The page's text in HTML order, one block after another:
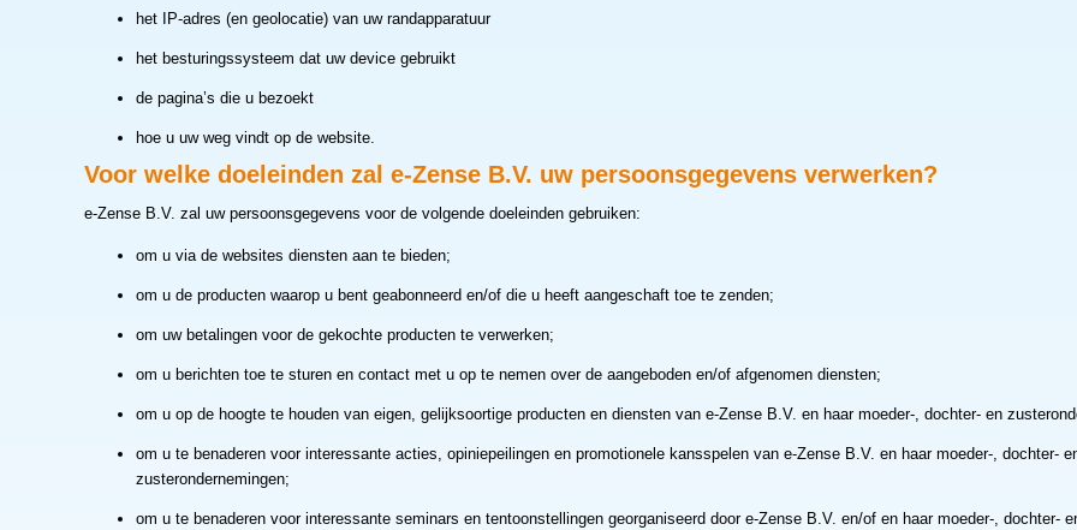
het IP-adres (en geolocatie) van uw randapparatuur
het besturingssysteem dat uw device gebruikt
de pagina’s die u bezoekt
hoe u uw weg vindt op de website.
Voor welke doeleinden zal e-Zense B.V. uw persoonsgegevens verwerken?
e-Zense B.V. zal uw persoonsgegevens voor de volgende doeleinden gebruiken:
om u via de websites diensten aan te bieden;
om u de producten waarop u bent geabonneerd en/of die u heeft aangeschaft toe te zenden;
om uw betalingen voor de gekochte producten te verwerken;
om u berichten toe te sturen en contact met u op te nemen over de aangeboden en/of afgenomen diensten;
om u op de hoogte te houden van eigen, gelijksoortige producten en diensten van e-Zense B.V. en haar moeder-, dochter- en
om u te benaderen voor interessante acties, opiniepeilingen en promotionele kansspelen van e-Zense B.V. en haar moeder-, dochter-
zusterondernemingen;
om u te benaderen voor interessante seminars en tentoonstellingen georganiseerd door e-Zense B.V. en/of en haar moeder-, dochter-